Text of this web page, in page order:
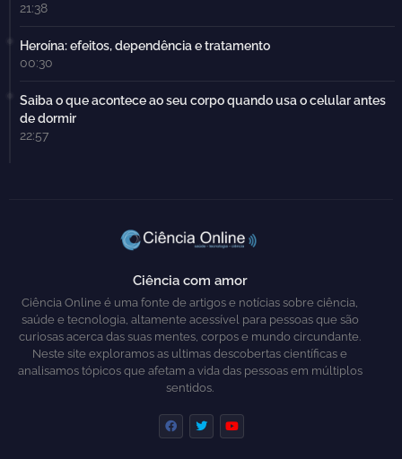
21:38
Heroína: efeitos, dependência e tratamento
00:30
Saiba o que acontece ao seu corpo quando usa o celular antes
de dormir
22:57
Ciência com amor
Ciência Online é uma fonte de artigos e notícias sobre ciência,
saúde e tecnologia, altamente acessível para pessoas que são
curiosas acerca das suas mentes, corpos e mundo circundante.
Neste site exploramos as ultimas descobertas científicas e
analisamos tópicos que afetam a vida das pessoas em múltiplos
sentidos.